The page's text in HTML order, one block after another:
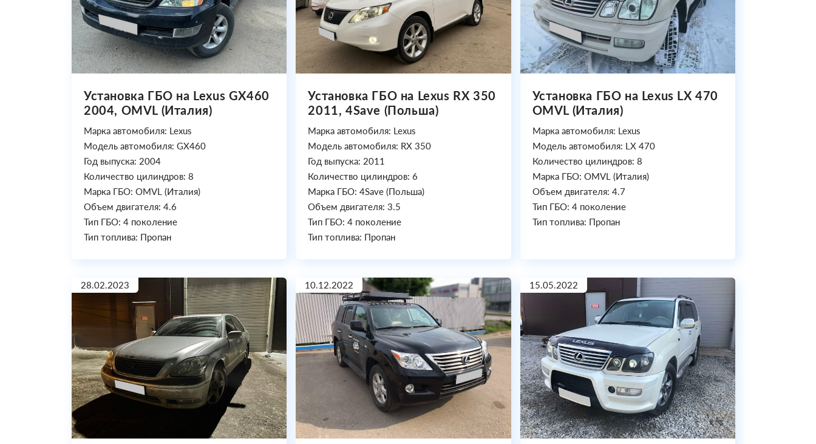
Установка ГБО на Lexus GX460
2004, OMVL (Италия)
Марка автомобиля: Lexus
Модель автомобиля: GX460
Год выпуска: 2004
Количество цилиндров: 8
Марка ГБО: OMVL (Италия)
Объем двигателя: 4.6
Тип ГБО: 4 поколение
Тип топлива: Пропан
Установка ГБО на Lexus RX 350
2011, 4Save (Польша)
Марка автомобиля: Lexus
Модель автомобиля: RX 350
Год выпуска: 2011
Количество цилиндров: 6
Марка ГБО: 4Save (Польша)
Объем двигателя: 3.5
Тип ГБО: 4 поколение
Тип топлива: Пропан
Установка ГБО на Lexus LX 470
OMVL (Италия)
Марка автомобиля: Lexus
Модель автомобиля: LX 470
Количество цилиндров: 8
Марка ГБО: OMVL (Италия)
Объем двигателя: 4.7
Тип ГБО: 4 поколение
Тип топлива: Пропан
28.02.2023 10.12.2022 15.05.2022